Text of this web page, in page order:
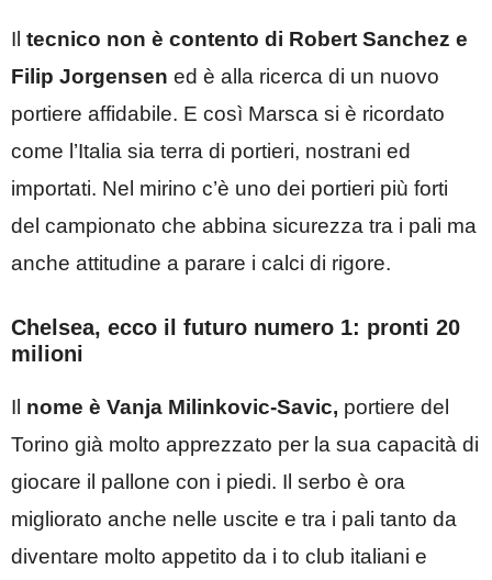
Il tecnico non è contento di Robert Sanchez e
Filip Jorgensen ed è alla ricerca di un nuovo
portiere affidabile. E così Marsca si è ricordato
come l’Italia sia terra di portieri, nostrani ed
importati. Nel mirino c’è uno dei portieri più forti
del campionato che abbina sicurezza tra i pali ma
anche attitudine a parare i calci di rigore.
Chelsea, ecco il futuro numero 1: pronti 20
milioni
Il nome è Vanja Milinkovic-Savic, portiere del
Torino già molto apprezzato per la sua capacità di
giocare il pallone con i piedi. Il serbo è ora
migliorato anche nelle uscite e tra i pali tanto da
diventare molto appetito da i to club italiani e